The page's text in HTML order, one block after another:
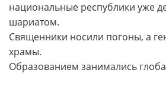
национальные республики уже
шариатом.
Священники носили погоны, а
храмы.
Образованием занимались